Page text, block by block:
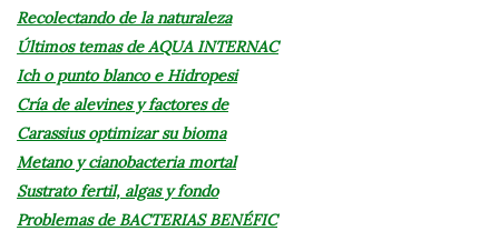
Recolectando de la naturaleza
Últimos temas de AQUA INTERNAC
Ich o punto blanco e Hidropesi
Cría de alevines y factores de
Carassius optimizar su bioma
Metano y cianobacteria mortal
Sustrato fertil, algas y fondo
Problemas de BACTERIAS BENÉFIC